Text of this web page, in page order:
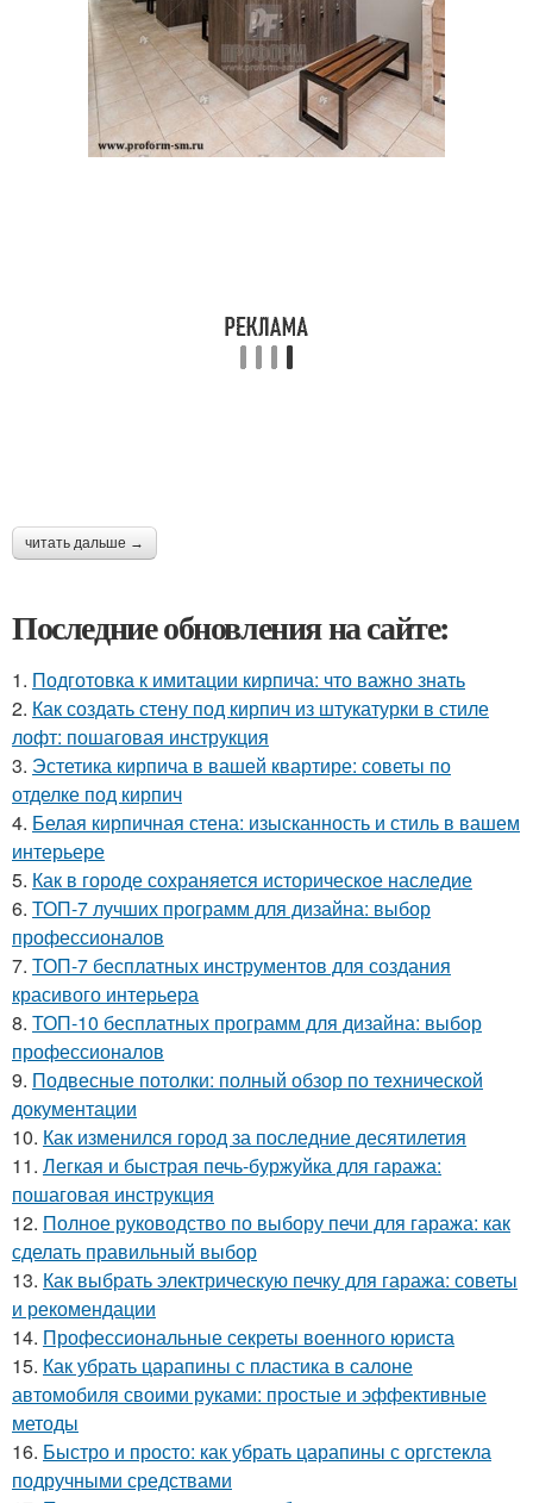
читать дальше →
Последние обновления на сайте:
1. Подготовка к имитации кирпича: что важно знать
2. Как создать стену под кирпич из штукатурки в стиле
лофт: пошаговая инструкция
3. Эстетика кирпича в вашей квартире: советы по
отделке под кирпич
4. Белая кирпичная стена: изысканность и стиль в вашем
интерьере
5. Как в городе сохраняется историческое наследие
6. ТОП-7 лучших программ для дизайна: выбор
профессионалов
7. ТОП-7 бесплатных инструментов для создания
красивого интерьера
8. ТОП-10 бесплатных программ для дизайна: выбор
профессионалов
9. Подвесные потолки: полный обзор по технической
документации
10. Как изменился город за последние десятилетия
11. Легкая и быстрая печь-буржуйка для гаража:
пошаговая инструкция
12. Полное руководство по выбору печи для гаража: как
сделать правильный выбор
13. Как выбрать электрическую печку для гаража: советы
и рекомендации
14. Профессиональные секреты военного юриста
15. Как убрать царапины с пластика в салоне
автомобиля своими руками: простые и эффективные
методы
16. Быстро и просто: как убрать царапины с оргстекла
подручными средствами